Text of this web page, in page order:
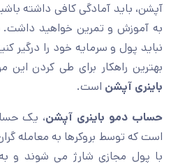
آپشن، باید آمادگی کافی داشته
به آموزش و تمرین خواهید داشت.
نباید پول و سرمایه خود را درگیر
بهترین راهکار برای طی کردن این
باینری آپشن است.
حساب دمو باینری آپشن، یک
است که توسط بروکرها به معامله
با پول مجازی شارژ می شوند و